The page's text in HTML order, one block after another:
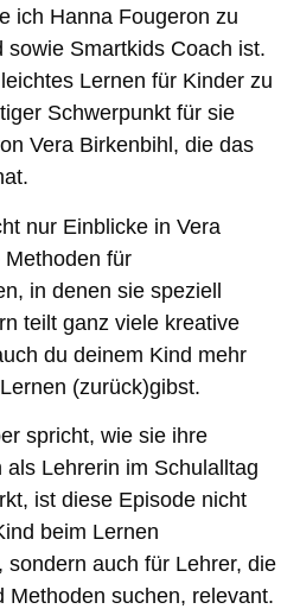
ich Hanna Fougeron zu
sowie Smartkids Coach ist.
Lernen für Kinder zu
Schwerpunkt für sie
Vera Birkenbihl, die das
nur Einblicke in Vera
für
in denen sie speziell
teilt ganz viele kreative
du deinem Kind mehr
(zurück)gibst.
spricht, wie sie ihre
Lehrerin im Schulalltag
ist diese Episode nicht
beim Lernen
sondern auch für Lehrer, die
Methoden suchen, relevant.